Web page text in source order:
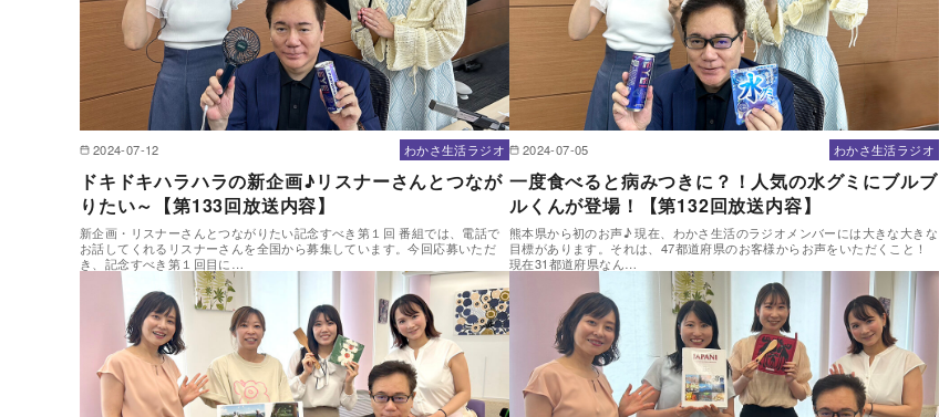
2024-07-12 わかさ生活ラジオ
ドキドキハラハラの新企画♪リスナーさんとつなが
りたい～【第133回放送内容】
新企画・リスナーさんとつながりたい記念すべき第１回 番組では、電話で
お話してくれるリスナーさんを全国から募集しています。今回応募いただ
き、記念すべき第１回目に…
2024-07-05 わかさ生活ラジオ
一度食べると病みつきに？！人気の水グミにブルブ
ルくんが登場！【第132回放送内容】
熊本県から初のお声♪ 現在、わかさ生活のラジオメンバーには大きな大きな
目標があります。それは、47都道府県のお客様からお声をいただくこと！
現在31都道府県なん…